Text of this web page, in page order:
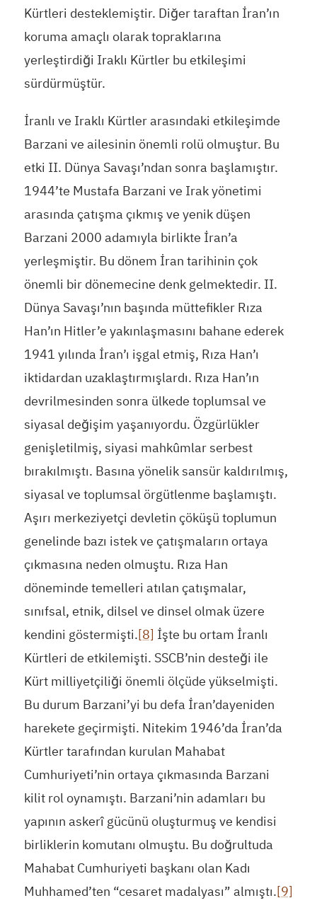
Kürtleri desteklemiştir. Diğer taraftan İran’ın
koruma amaçlı olarak topraklarına
yerleştirdiği Iraklı Kürtler bu etkileşimi
sürdürmüştür.
İranlı ve Iraklı Kürtler arasındaki etkileşimde
Barzani ve ailesinin önemli rolü olmuştur. Bu
etki II. Dünya Savaşı’ndan sonra başlamıştır.
1944’te Mustafa Barzani ve Irak yönetimi
arasında çatışma çıkmış ve yenik düşen
Barzani 2000 adamıyla birlikte İran’a
yerleşmiştir. Bu dönem İran tarihinin çok
önemli bir dönemecine denk gelmektedir. II.
Dünya Savaşı’nın başında müttefikler Rıza
Han’ın Hitler’e yakınlaşmasını bahane ederek
1941 yılında İran’ı işgal etmiş, Rıza Han’ı
iktidardan uzaklaştırmışlardı. Rıza Han’ın
devrilmesinden sonra ülkede toplumsal ve
siyasal değişim yaşanıyordu. Özgürlükler
genişletilmiş, siyasi mahkûmlar serbest
bırakılmıştı. Basına yönelik sansür kaldırılmış,
siyasal ve toplumsal örgütlenme başlamıştı.
Aşırı merkeziyetçi devletin çöküşü toplumun
genelinde bazı istek ve çatışmaların ortaya
çıkmasına neden olmuştu. Rıza Han
döneminde temelleri atılan çatışmalar,
sınıfsal, etnik, dilsel ve dinsel olmak üzere
kendini göstermişti.[8] İşte bu ortam İranlı
Kürtleri de etkilemişti. SSCB’nin desteği ile
Kürt milliyetçiliği önemli ölçüde yükselmişti.
Bu durum Barzani’yi bu defa İran’dayeniden
harekete geçirmişti. Nitekim 1946’da İran’da
Kürtler tarafından kurulan Mahabat
Cumhuriyeti’nin ortaya çıkmasında Barzani
kilit rol oynamıştı. Barzani’nin adamları bu
yapının askerî gücünü oluşturmuş ve kendisi
birliklerin komutanı olmuştu. Bu doğrultuda
Mahabat Cumhuriyeti başkanı olan Kadı
Muhhamed’ten “cesaret madalyası” almıştı.[9]